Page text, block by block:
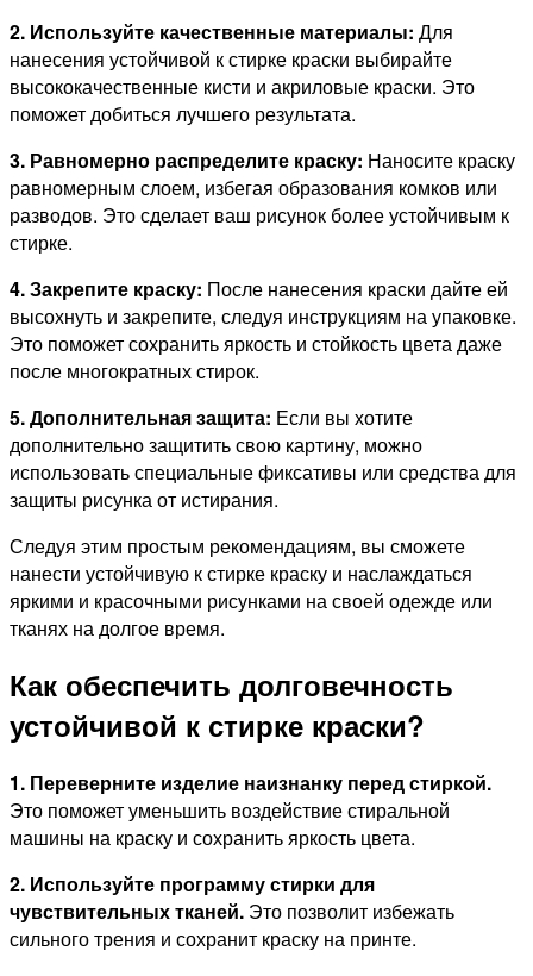
2. Используйте качественные материалы: Для
нанесения устойчивой к стирке краски выбирайте
высококачественные кисти и акриловые краски. Это
поможет добиться лучшего результата.
3. Равномерно распределите краску: Наносите краску
равномерным слоем, избегая образования комков или
разводов. Это сделает ваш рисунок более устойчивым к
стирке.
4. Закрепите краску: После нанесения краски дайте ей
высохнуть и закрепите, следуя инструкциям на упаковке.
Это поможет сохранить яркость и стойкость цвета даже
после многократных стирок.
5. Дополнительная защита: Если вы хотите
дополнительно защитить свою картину, можно
использовать специальные фиксативы или средства для
защиты рисунка от истирания.
Следуя этим простым рекомендациям, вы сможете
нанести устойчивую к стирке краску и наслаждаться
яркими и красочными рисунками на своей одежде или
тканях на долгое время.
Как обеспечить долговечность
устойчивой к стирке краски?
1. Переверните изделие наизнанку перед стиркой.
Это поможет уменьшить воздействие стиральной
машины на краску и сохранить яркость цвета.
2. Используйте программу стирки для
чувствительных тканей. Это позволит избежать
сильного трения и сохранит краску на принте.